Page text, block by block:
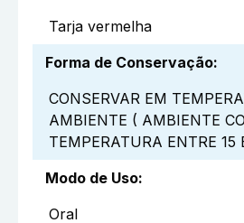
Tarja vermelha
Forma de Conservação:
CONSERVAR EM
AMBIENTE ( AMBIENTE
TEMPERATURA ENTRE 15
Modo de Uso:
Oral